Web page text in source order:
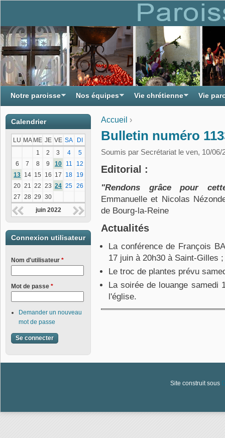
Vous êtes ici
Accueil ›
Bulletin numéro
Soumis par Secrétariat le ven, 10/06/
Editorial :
"Rendons grâce pour
Emmanuelle et Nicolas
de Bourg-la-Reine
Actualités
La conférence de François
17 juin à 20h30 à Saint-Gilles
Le troc de plantes prévu
La soirée de louange samedi
l'église.
Notre paroisse Nos équipes Vie chrétienne Vie
Calendrier
LU MA ME JE VE SA
DI
1
2 3 4
5
6
7 8 9 10 11
12
13 14 15 16 17 18
19
20 21 22 23 24 25 26
27 28 29 30
juin 2022
Connexion utilisateur
Nom d'utilisateur *
Mot de passe *
Demander un nouveau
mot de passe
Site construit sous